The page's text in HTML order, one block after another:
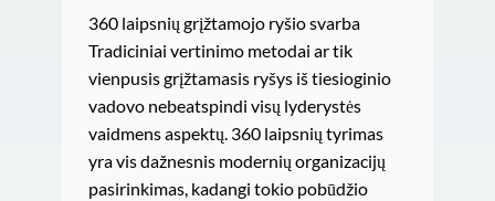
360 laipsnių grįžtamojo ryšio svarba
Tradiciniai vertinimo metodai ar tik
vienpusis grįžtamasis ryšys iš tiesioginio
vadovo nebeatspindi visų lyderystės
vaidmens aspektų. 360 laipsnių tyrimas
yra vis dažnesnis modernių organizacijų
pasirinkimas, kadangi tokio pobūdžio